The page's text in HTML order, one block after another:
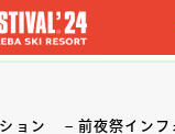
ョン 前夜祭インフ